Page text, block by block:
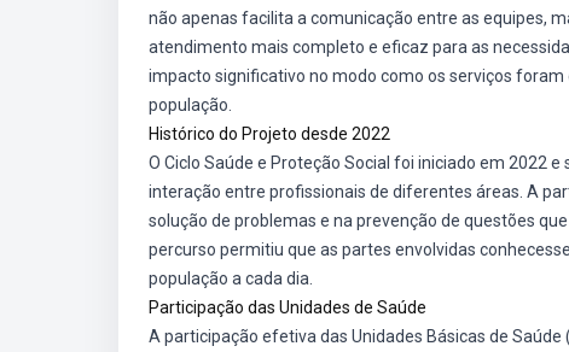
não apenas facilita a comunicação entre as equipes,
atendimento mais completo e eficaz para as
impacto significativo no modo como os serviços
população.
Histórico do Projeto desde 2022
O Ciclo Saúde e Proteção Social foi iniciado em 2022
interação entre profissionais de diferentes áreas. A
solução de problemas e na prevenção de questões
percurso permitiu que as partes envolvidas
população a cada dia.
Participação das Unidades de Saúde
A participação efetiva das Unidades Básicas de